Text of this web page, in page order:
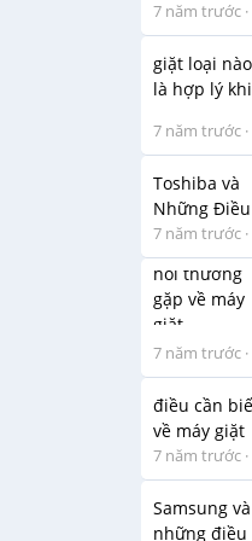
7 năm trước ·
7 năm trước ·
7 năm trước ·
7 năm trước ·
7 năm trước ·